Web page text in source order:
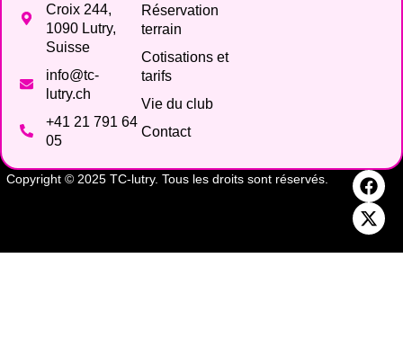
Croix 244,
1090 Lutry,
Suisse
info@tc-
lutry.ch
+41 21 791 64
05
Réservation
terrain
Cotisations et
tarifs
Vie du club
Contact
Copyright © 2025 TC-lutry. Tous les droits sont réservés.